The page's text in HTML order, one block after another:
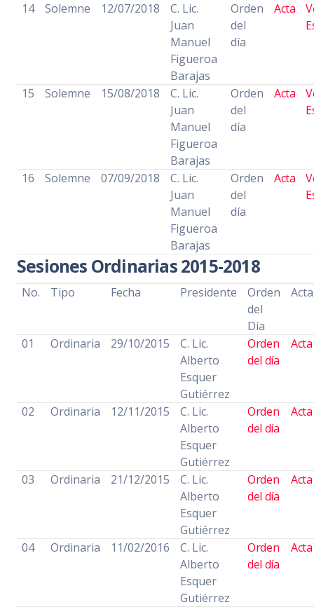
14 Solemne 12/07/2018
C. Lic.
Juan
Manuel
Figueroa
Barajas
Orden
del
día
Acta
15 Solemne 15/08/2018
C. Lic.
Juan
Manuel
Figueroa
Barajas
Orden
del
día
Acta
16 Solemne 07/09/2018
C. Lic.
Juan
Manuel
Figueroa
Barajas
Orden
del
día
Acta
Sesiones Ordinarias 2015-2018
No. Tipo Fecha Presidente
Orden
del
Día
Acta
01 Ordinaria 29/10/2015
C. Lic.
Alberto
Esquer
Gutiérrez
Orden
del día
Acta
02 Ordinaria 12/11/2015
C. Lic.
Alberto
Esquer
Gutiérrez
Orden
del día
Acta
03 Ordinaria 21/12/2015
C. Lic.
Alberto
Esquer
Gutiérrez
Orden
del día
Acta
04 Ordinaria 11/02/2016
C. Lic.
Alberto
Esquer
Gutiérrez
Orden
del día
Acta